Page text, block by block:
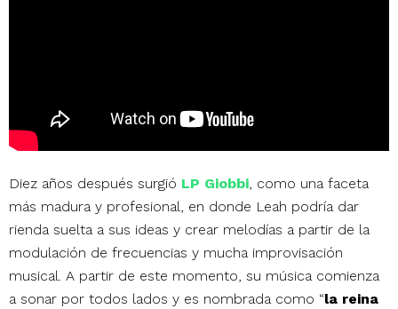
Diez años después surgió LP Giobbi, como una faceta
más madura y profesional, en donde Leah podría dar
rienda suelta a sus ideas y crear melodías a partir de la
modulación de frecuencias y mucha improvisación
musical. A partir de este momento, su música comienza
a sonar por todos lados y es nombrada como “la reina